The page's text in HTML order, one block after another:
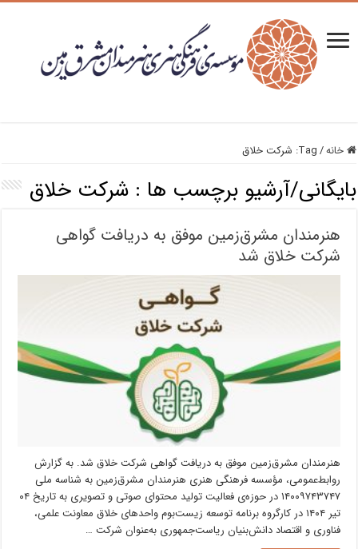
خانه/
Tag: شرکت خلاق
بایگانی/آرشیو برچسب ها :شرکت خلاق
هنرمندان مشرق‌زمین موفق به دریافت گواهی
شرکت خلاق شد
هنرمندان مشرق‌زمین موفق به دریافت گواهی شرکت خلاق شد. به گزارش
روابط‌عمومی، مؤسسه فرهنگی هنری هنرمندان مشرق‌زمین به شناسه ملی
۱۴۰۰۹۷۴۳۷۴۷ در حوزه‌ی فعالیت تولید محتوای صوتی و تصویری به تاریخ ۰۴
تیر ۱۴۰۴ در کارگروه برنامه توسعه زیست‌بوم واحدهای خلاق معاونت علمی،
فناوری و اقتصاد دانش‌بنیان ریاست‌جمهوری به‌عنوان شرکت …